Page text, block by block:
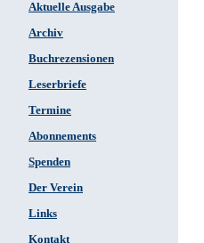
Aktuelle Ausgabe
Archiv
Buchrezensionen
Leserbriefe
Termine
Abonnements
Spenden
Der Verein
Links
Kontakt